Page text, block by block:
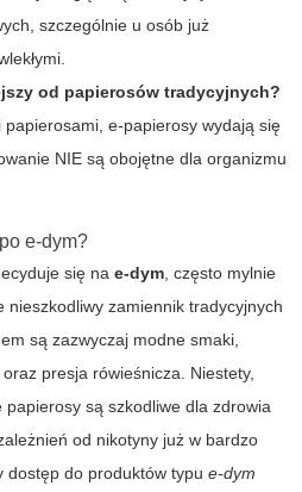
szczególnie u osób już
od papierosów tradycyjnych?
e-papierosy wydają się
NIE są obojętne dla organizmu
e-dym?
się na e-dym, często mylnie
nieszkodliwy zamiennik tradycyjnych
są zazwyczaj modne smaki,
presja rówieśnicza. Niestety,
papierosy są szkodliwe dla zdrowia
od nikotyny już w bardzo
dostęp do produktów typu e-dym